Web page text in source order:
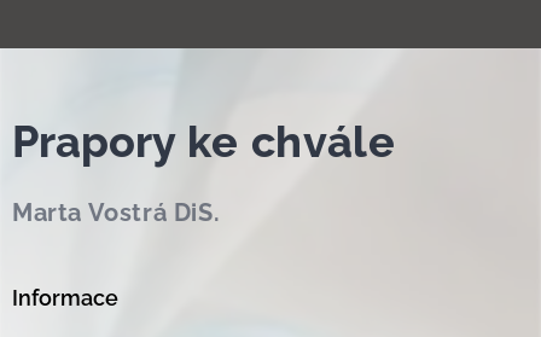
Prapory ke chvále
Marta Vostrá DiS.
Informace